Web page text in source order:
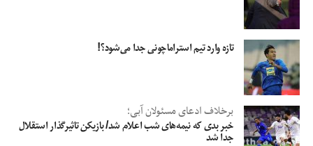
تازه وارد تیم استراماچونی جدا می‌شود؟!
برخلاف ادعای مسئولان آبی؛
خبر بدی که نیمه‌های شب اعلام شد/ بازیکن تاثیرگذار استقلال
جدا شد